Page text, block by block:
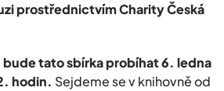
prostřednictvím Charity Česká
bude tato sbírka probíhat 6. ledna
hodin. Sejdeme se v knihovně od